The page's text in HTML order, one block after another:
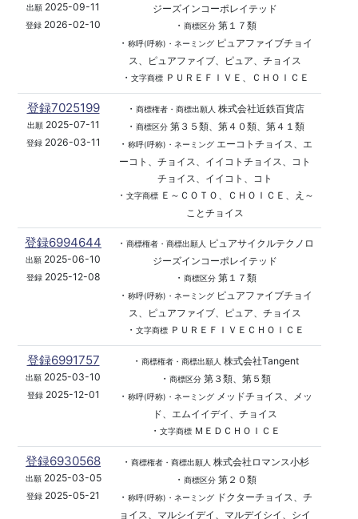
出願 2025-09-11
登録 2026-02-10
ジーズインコーポレイテッド
・ 商標区分第１７類
・ 称呼(呼称)・ネーミングピュアファイブチョイ
ス、ピュアファイブ、ピュア、チョイス
・ 文字商標ＰＵＲＥＦＩＶＥ、ＣＨＯＩＣＥ
登録7025199
出願2025-07-11
登録2026-03-11
・ 商標権者・商標出願人 株式会社近鉄百貨店
・ 商標区分第３５類、第４０類、第４１類
・ 称呼(呼称)・ネーミングエーコトチョイス、エ
ーコト、チョイス、イイコトチョイス、コト
チョイス、イイコト、コト
・ 文字商標Ｅ～ＣＯＴＯ、ＣＨＯＩＣＥ、え～
ことチョイス
登録6994644
出願 2025-06-10
登録2025-12-08
・ 商標権者・商標出願人
ピュアサイクルテクノロ
ジーズインコーポレイテッド
・ 商標区分第１７類
・ 称呼(呼称)・ネーミングピュアファイブチョイ
ス、ピュアファイブ、ピュア、チョイス
・ 文字商標ＰＵＲＥＦＩＶＥＣＨＯＩＣＥ
登録6991757
出願 2025-03-10
登録2025-12-01
・ 商標権者・商標出願人 株式会社Tangent
・ 商標区分第３類、第５類
・ 称呼(呼称)・ネーミングメッドチョイス、メッ
ド、エムイイデイ、チョイス
・ 文字商標ＭＥＤＣＨＯＩＣＥ
登録6930568
出願2025-03-05
登録 2025-05-21
・ 商標権者・商標出願人 株式会社ロマンス小杉
・ 商標区分第２０類
・ 称呼(呼称)・ネーミングドクターチョイス、チ
ョイス、マルシイデイ、マルデイシイ、シイ